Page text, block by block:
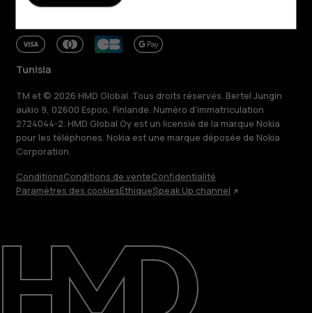
Réparer, réutiliser, recycler
Responsable
Assistance
Tunisia
TM et © 2026 HMD Global. Tous droits réservés. Bertel Jungin
aukio 9, 02600 Espoo, Finlande. Numéro d'immatriculation
2724044-2. HMD Global Oy est un licensié de la marque Nokia
pour les téléphones. Nokia est une marque déposée de Nokia
Corporation.
ConditionsConditions de venteConfidentialité
Paramètres des cookiesÉthiqueSpeak Up channel